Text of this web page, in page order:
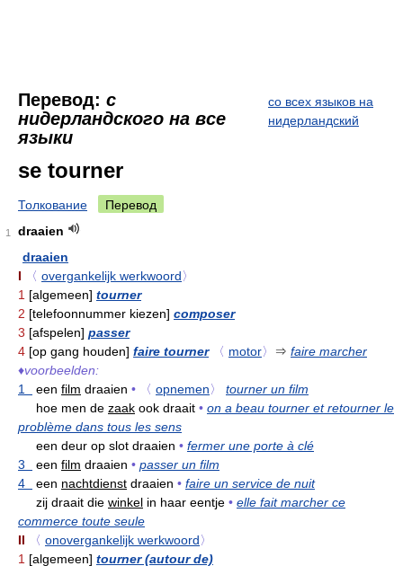
Перевод: с
нидерландского на все
языки
со всех языков на
нидерландский
se tourner
Толкование Перевод
1
draaien
draaien
I
〈 overgankelijk werkwoord〉
1 [algemeen] tourner
2 [telefoonnummer kiezen] composer
3 [afspelen] passer
4 [op gang houden] faire tourner 〈 motor〉 ⇒ faire marcher
♦voorbeelden:
1
een film draaien • 〈 opnemen〉
tourner un film
hoe men de zaak ook draait • on a beau tourner et retourner le
problème dans tous les sens
een deur op slot draaien • fermer une porte à clé
3
een film draaien • passer un film
4
een nachtdienst draaien • faire un service de nuit
zij draait die winkel in haar eentje • elle fait marcher ce
commerce toute seule
II
〈 onovergankelijk werkwoord〉
1 [algemeen] tourner (autour de)